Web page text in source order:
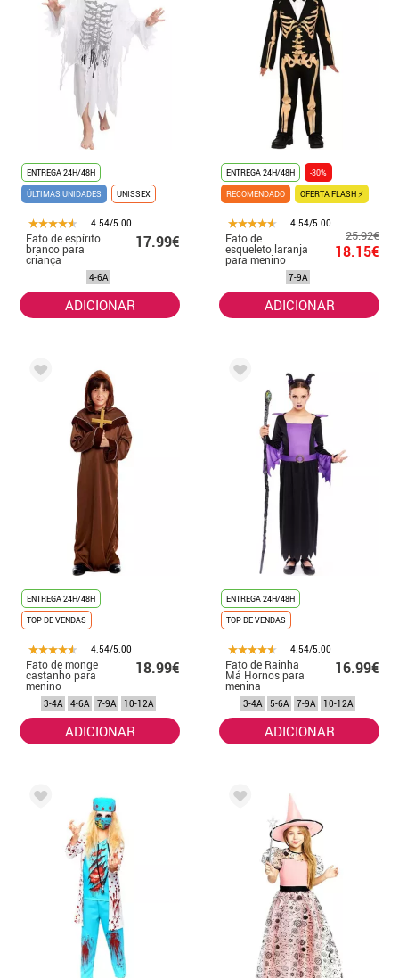
ENTREGA 24H/48H
ÚLTIMAS UNIDADES
UNISSEX
4.54/5.00
Fato de espírito
branco para
criança
17.99€
4-6A
ADICIONAR
ENTREGA 24H/48H
-30%
RECOMENDADO
OFERTA FLASH ⚡
4.54/5.00
Fato de
esqueleto laranja
para menino
25.92€
18.15€
7-9A
ADICIONAR
ENTREGA 24H/48H
TOP DE VENDAS
4.54/5.00
Fato de monge
castanho para
menino
18.99€
3-4A 4-6A 7-9A 10-12A
ADICIONAR
ENTREGA 24H/48H
TOP DE VENDAS
4.54/5.00
Fato de Rainha
Má Hornos para
menina
16.99€
3-4A 5-6A 7-9A 10-12A
ADICIONAR